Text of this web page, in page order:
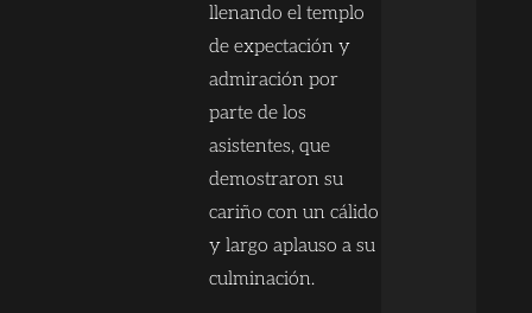
llenando el templo
de expectación y
admiración por
parte de los
asistentes, que
demostraron su
cariño con un cálido
y largo aplauso a su
culminación.